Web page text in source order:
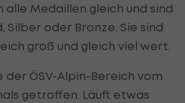
alle Medaillen gleich und sind
Silber oder Bronze. Sie sind
groß und gleich viel wert.
der ÖSV-Alpin-Bereich vom
getroffen. Läuft etwas